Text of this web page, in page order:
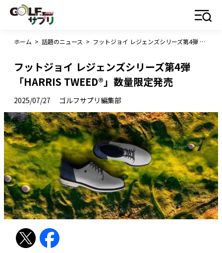
ホーム > 話題のニュース > フットジョイ レジェンズシリーズ第4弾 「HARRIS TWEED®」数量限定発売
フットジョイ レジェンズシリーズ第4弾
「HARRIS TWEED®」数量限定発売
2025/07/27 ゴルフサプリ編集部